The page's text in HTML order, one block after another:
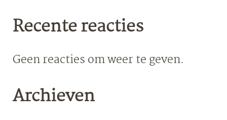
Recente reacties
Geen reacties om weer te geven.
Archieven